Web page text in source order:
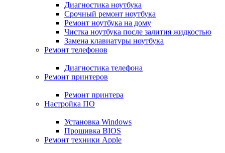
Диагностика ноутбука
Срочный ремонт ноутбука
Ремонт ноутбука на дому
Чистка ноутбука после залития жидкостью
Замена клавиатуры ноутбука
Ремонт телефонов
Диагностика телефона
Ремонт принтеров
Ремонт принтера
Настройка ПО
Установка Windows
Прошивка BIOS
Ремонт техники Apple